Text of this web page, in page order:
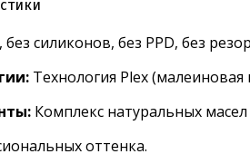
без силиконов, без PPD, без
Технология Plex
Комплекс натуральных
оттенка.